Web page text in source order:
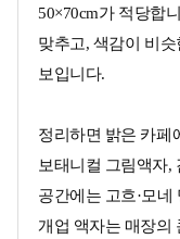
50×70cm가 적당합
맞추고, 색감이 비
보입니다.
정리하면 밝은 카페
보태니컬 그림액자,
공간에는 고흐·모네
개업 액자는 매장의